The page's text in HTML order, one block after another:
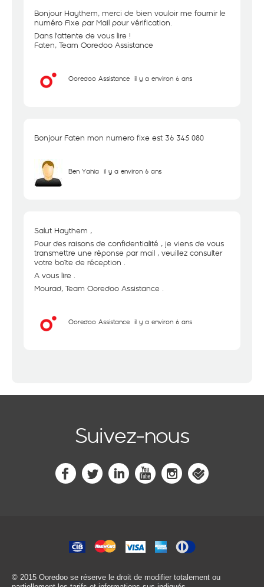
Bonjour Haythem, merci de bien vouloir me fournir le
numéro Fixe par Mail pour vérification.
Dans l'attente de vous lire !
Faten, Team Ooredoo Assistance
Ooredoo Assistance il y a environ 6 ans
Bonjour Faten mon numero fixe est 36 345 080
Ben Yahia il y a environ 6 ans
Salut Haythem ,
Pour des raisons de confidentialité , je viens de vous
transmettre une réponse par mail , veuillez consulter
votre boîte de réception .
A vous lire .
Mourad, Team Ooredoo Assistance .
Ooredoo Assistance il y a environ 6 ans
Suivez-nous
© 2015 Ooredoo se réserve le droit de modifier totalement ou